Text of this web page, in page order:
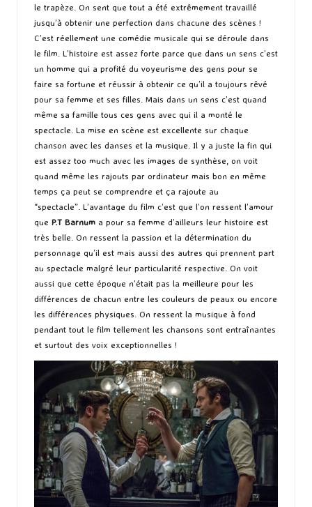
le trapèze. On sent que tout a été extrêmement travaillé
jusqu’à obtenir une perfection dans chacune des scènes !
C’est réellement une comédie musicale qui se déroule dans
le film. L’histoire est assez forte parce que dans un sens c’est
un homme qui a profité du voyeurisme des gens pour se
faire sa fortune et réussir à obtenir ce qu’il a toujours rêvé
pour sa femme et ses filles. Mais dans un sens c’est quand
même sa famille tous ces gens avec qui il a monté le
spectacle. La mise en scène est excellente sur chaque
chanson avec les danses et la musique. Il y a juste la fin qui
est assez too much avec les images de synthèse, on voit
quand même les rajouts par ordinateur mais bon en même
temps ça peut se comprendre et ça rajoute au
“spectacle”. L’avantage du film c’est que l’on ressent l’amour
que P.T Barnum a pour sa femme d’ailleurs leur histoire est
très belle. On ressent la passion et la détermination du
personnage qu’il est mais aussi des autres qui prennent part
au spectacle malgré leur particularité respective. On voit
aussi que cette époque n’était pas la meilleure pour les
différences de chacun entre les couleurs de peaux ou encore
les différences physiques. On ressent la musique à fond
pendant tout le film tellement les chansons sont entraînantes
et surtout des voix exceptionnelles !